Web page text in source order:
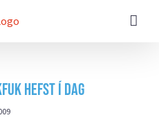
hefst í dag